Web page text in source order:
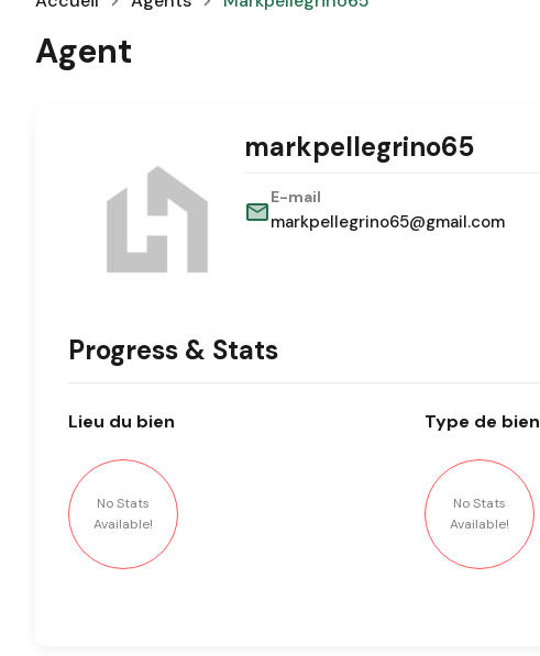
Agent
markpellegrino65
E-mail
markpellegrino65@gmail.com
Progress & Stats
Lieu du bien
No Stats
Available!
Type de bien
No Stats
Available!